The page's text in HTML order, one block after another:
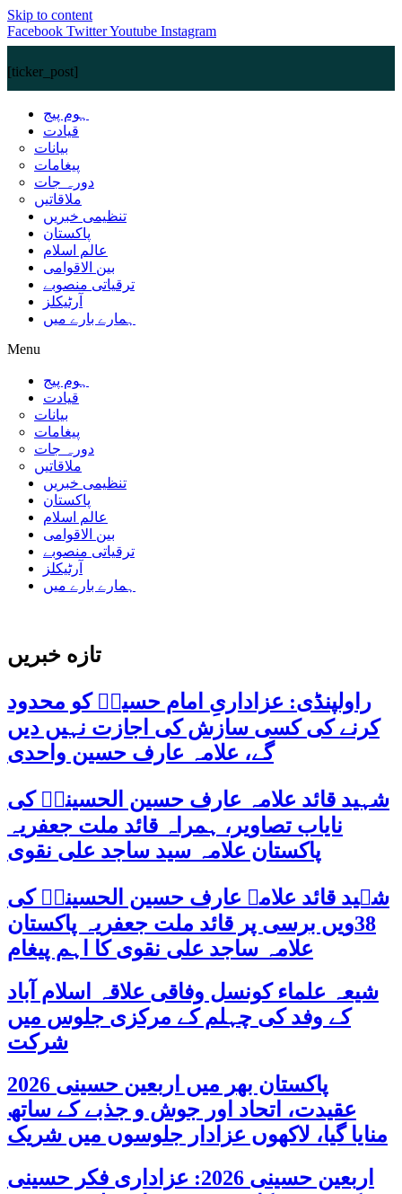
Skip to content
Facebook TwitterYoutube Instagram
[ticker_post]
ہوم پیج
قیادت
بیانات
پیغامات
دورہ جات
ملاقاتیں
تنظیمی خبریں
پاکستان
عالم اسلام
بین الاقوامی
ترقیاتی منصوبے
آرٹیکلز
ہمارے بارے میں
Menu
ہوم پیج
قیادت
بیانات
پیغامات
دورہ جات
ملاقاتیں
تنظیمی خبریں
پاکستان
عالم اسلام
بین الاقوامی
ترقیاتی منصوبے
آرٹیکلز
ہمارے بارے میں
تازه خبریں
راولپنڈی: عزاداریِ امام حسینؑ کو محدود
کرنے کی کسی سازش کی اجازت نہیں دیں
گے، علامہ عارف حسین واحدی
شہید قائد علامہ عارف حسین الحسینیؒ کی
نایاب تصاویر، ہمراہ قائد ملت جعفریہ
پاکستان علامہ سید ساجد علی نقوی
شہید قائد علامہ عارف حسین الحسینیؒ کی
38ویں برسی پر قائد ملت جعفریہ پاکستان
علامہ ساجد علی نقوی کا اہم پیغام
شیعہ علماء کونسل وفاقی علاقہ اسلام آباد
کے وفد کی چہلم کے مرکزی جلوس میں
شرکت
پاکستان بھر میں اربعین حسینی 2026
عقیدت، اتحاد اور جوش و جذبے کے ساتھ
منایا گیا، لاکھوں عزادار جلوسوں میں شریک
اربعین حسینی 2026: عزاداری فکر حسینی